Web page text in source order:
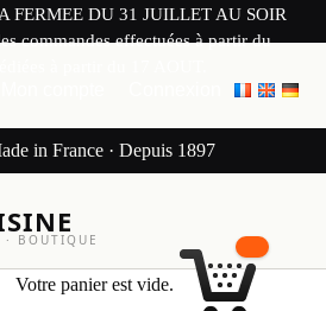
FERMEE DU 31 JUILLET AU SOIR
commandes effectuées à partir du
in France · Depuis 1897
· BOUTIQUE
Votre panier est vide.